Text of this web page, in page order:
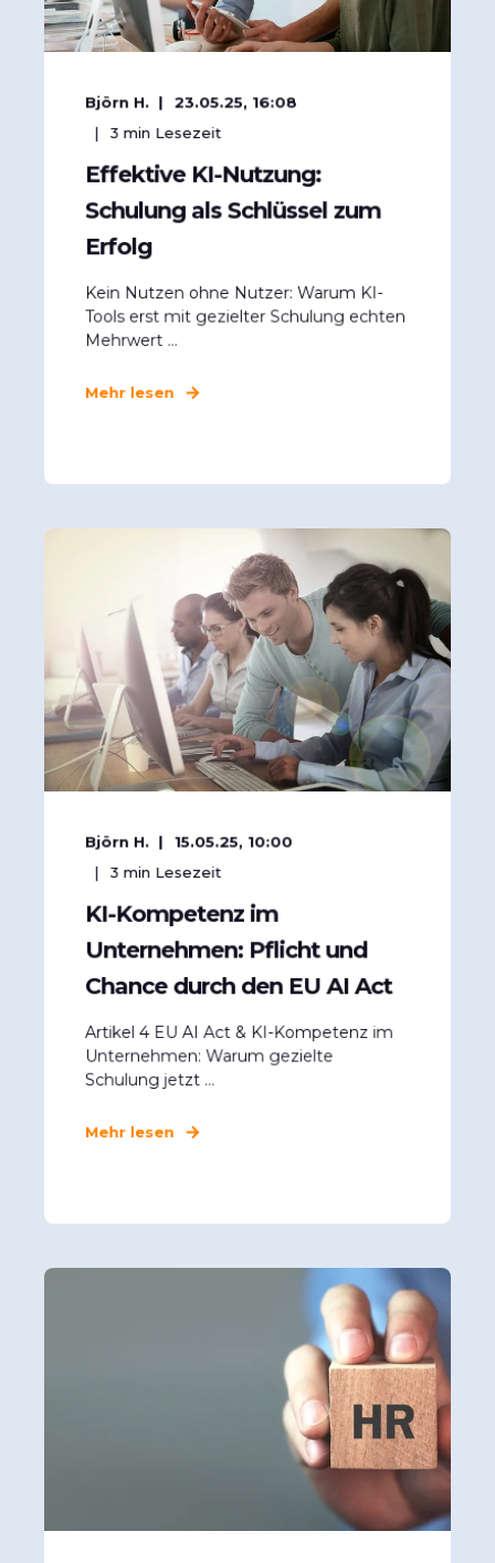
Björn H.
23.05.25, 16:08
3 min Lesezeit
Effektive KI-Nutzung:
Schulung als Schlüssel zum
Erfolg
Kein Nutzen ohne Nutzer: Warum KI-
Tools erst mit gezielter Schulung echten
Mehrwert ...
Mehr lesen
Björn H.
15.05.25, 10:00
3 min Lesezeit
KI-Kompetenz im
Unternehmen: Pflicht und
Chance durch den EU AI Act
Artikel 4 EU AI Act & KI-Kompetenz im
Unternehmen: Warum gezielte
Schulung jetzt ...
Mehr lesen